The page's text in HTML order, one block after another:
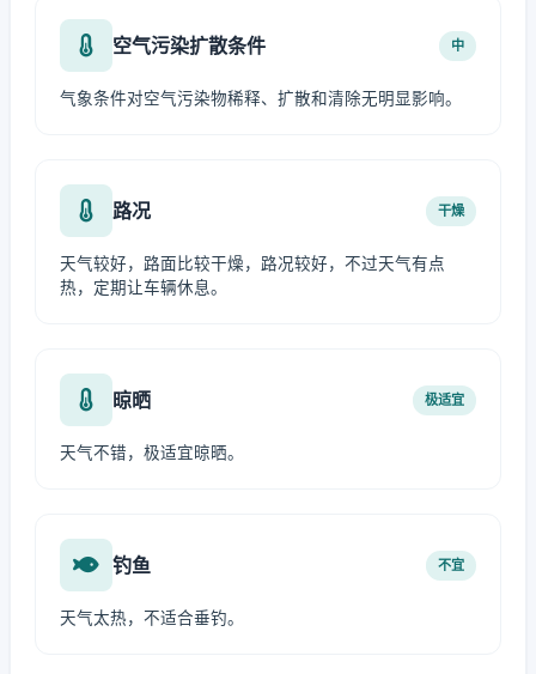
空气污染扩散条件 中
气象条件对空气污染物稀释、扩散和清除无明显影响。
路况 干燥
天气较好，路面比较干燥，路况较好，不过天气有点
热，定期让车辆休息。
晾晒 极适宜
天气不错，极适宜晾晒。
钓鱼 不宜
天气太热，不适合垂钓。